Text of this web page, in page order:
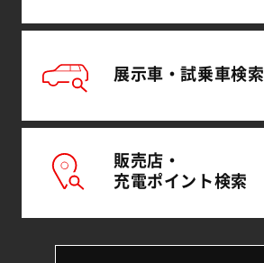
展示車・試乗車検索
販売店・
充電ポイント検索